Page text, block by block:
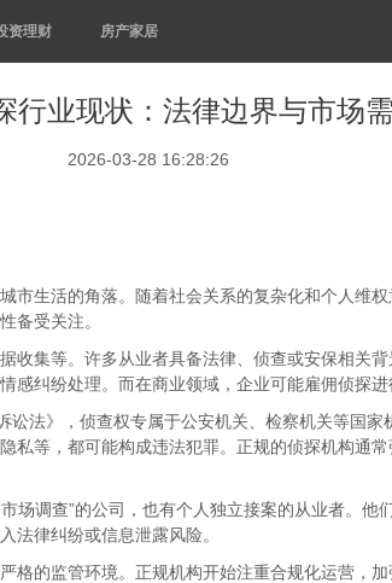
资理财 房产家居
行业现状：法律边界与市场
2026-03-28 16:28:26
生活的角落。随着社会关系的复杂化和个人维
备受关注。
收集等。许多从业者具备法律、侦查或安保相关
纠纷处理。而在商业领域，企业可能雇佣侦探
法》，侦查权专属于公安机关、检察机关等国
等，都可能构成违法犯罪。正规的侦探机构通
场调查”的公司，也有个人独立接案的从业者。
法律纠纷或信息泄露风险。
的监管环境。正规机构开始注重合规化运营，